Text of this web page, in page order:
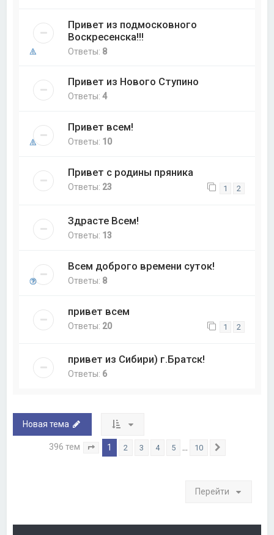
Привет из подмосковного
Воскресенска!!!
Ответы: 8
Привет из Нового Ступино
Ответы:4
Привет всем!
Ответы: 10
Привет с родины пряника
Ответы: 23 1 2
Здрасте Всем!
Ответы: 13
Всем доброго времени суток!
Ответы: 8
привет всем
Ответы: 20 1 2
привет из Сибири) г.Братск!
Ответы: 6
Новая тема
396 тем Страница из 10
1 2 3 4 5 10
Перейти